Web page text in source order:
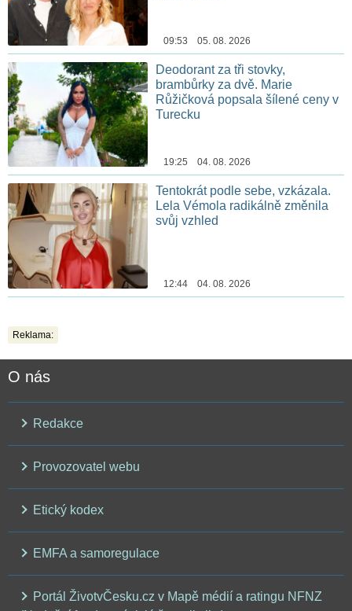
09:53 05. 08. 2026
Deodorant za tři stovky,
brambůrky za dvě. Marie
Růžičková popsala šílené ceny v
Turecku
19:25 04. 08. 2026
Tentokrát podle sebe, vzkázala.
Lela Vémola radikálně změnila
svůj vzhled
12:44 04. 08. 2026
Reklama:
O nás
Redakce
Provozovatel webu
Etický kodex
EMFA a samoregulace
Portál ŽivotvČesku.cz v Mapě médií a ratingu NFNZ